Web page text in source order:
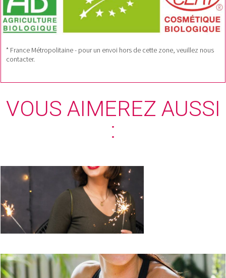
* France Métropolitaine - pour un envoi hors de cette zone, veuillez nous
contacter.
VOUS AIMEREZ AUSSI
:
Peaux grasse : échec et
mat aux brillances !